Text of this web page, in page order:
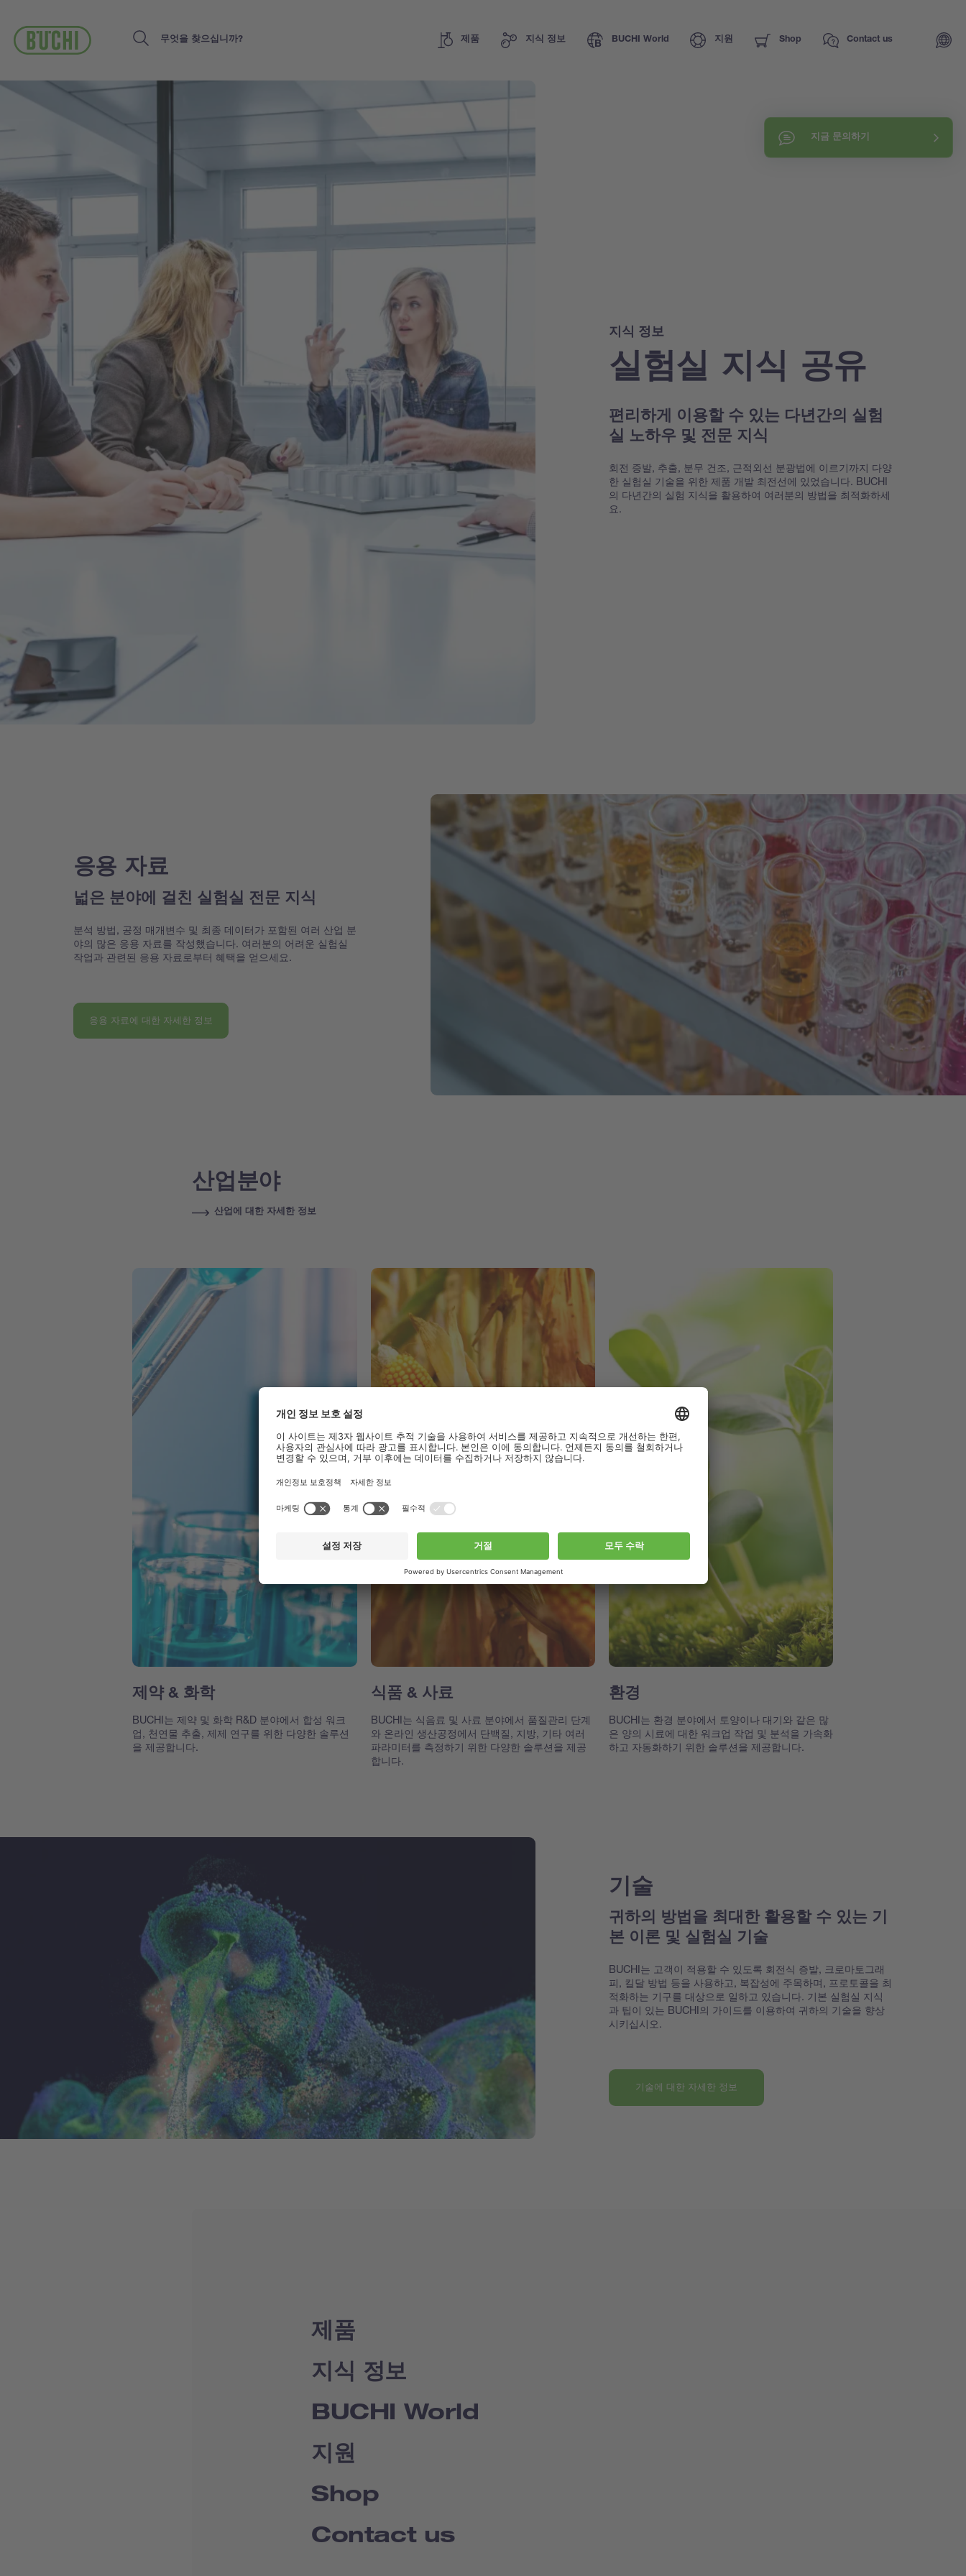
기
Search
제품 지식 정보 BUCHI World 지원 Shop Contact us
지금 문의하기
지식 정보
실험실 지식 공유
편리하게 이용할 수 있는 다년간의 실험
실 노하우 및 전문 지식
회전 증발, 추출, 분무 건조, 근적외선 분광법에 이르기까지 다양
한 실험실 기술을 위한 제품 개발 최전선에 있었습니다. BUCHI
의 다년간의 실험 지식을 활용하여 여러분의 방법을 최적화하세
요.
응용 자료
넓은 분야에 걸친 실험실 전문 지식
분석 방법, 공정 매개변수 및 최종 데이터가 포함된 여러 산업 분
야의 많은 응용 자료를 작성했습니다. 여러분의 어려운 실험실
작업과 관련된 응용 자료로부터 혜택을 얻으세요.
응용 자료에 대한 자세한 정보
산업분야
산업에 대한 자세한 정보
제약 & 화학
BUCHI는 제약 및 화학 R&D 분야에서 합성 워크
업, 천연물 추출, 제제 연구를 위한 다양한 솔루션
을 제공합니다.
식품 & 사료
BUCHI는 식음료 및 사료 분야에서 품질관리 단계
와 온라인 생산공정에서 단백질, 지방, 기타 여러
파라미터를 측정하기 위한 다양한 솔루션을 제공
합니다.
환경
BUCHI는 환경 분야에서 토양이나 대기와 같은 많
은 양의 시료에 대한 워크업 작업 및 분석을 가속화
하고 자동화하기 위한 솔루션을 제공합니다.
기술
귀하의 방법을 최대한 활용할 수 있는 기
본 이론 및 실험실 기술
BUCHI는 고객이 적용할 수 있도록 회전식 증발, 크로마토그래
피, 킬달 방법 등을 사용하고, 복잡성에 주목하며, 프로토콜을 최
적화하는 기구를 대상으로 일하고 있습니다. 기본 실험실 지식
과 팁이 있는 BUCHI의 가이드를 이용하여 귀하의 기술을 향상
시키십시오.
기술에 대한 자세한 정보
제품
지식 정보
BUCHI World
지원
Shop
Contact us